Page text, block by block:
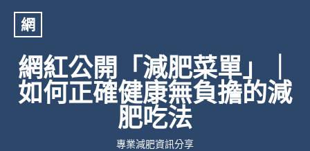
網
網紅公開「減肥菜單」｜
如何正確健康無負擔的減
肥吃法
專業減肥資訊分享